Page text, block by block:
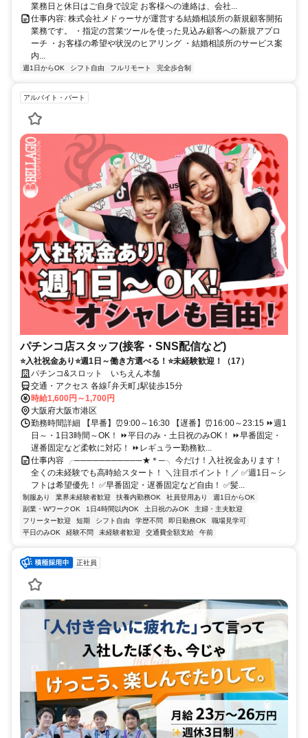
業務日と休日はご自身で設定 お客様への連絡は、会社...
仕事内容: 株式会社メドゥーサが運営する結婚相談所の新規顧客開拓
業務です。 ・指定の営業ツールを使った見込み顧客への新規アプロ
ーチ ・お客様の希望や状況のヒアリング ・結婚相談所のサービス案
内...
週1日からOK シフト自由 フルリモート 完全歩合制
アルバイト・パート
パチンコ店スタッフ(接客・SNS配信など)
⭐入社祝金あり⭐週1日～働き方選べる！⭐未経験歓迎！（17）
パチンコ&スロット いちえん本舗
交通・アクセス 各線｢弁天町｣駅徒歩15分
時給1,600円～1,700円
大阪府大阪市港区
勤務時間詳細 【早番】⏰9:00～16:30 【遅番】⏰16:00～23:15 ⏩週1
日～・1日3時間～OK！ ⏩平日のみ・土日祝のみOK！ ⏩早番固定・
遅番固定など柔軟に対応！ ⏩レギュラー勤務歓...
仕事内容 ╭───────────★＊─╮ 今だけ！入社祝金あります！
全くの未経験でも高時給スタート！ ＼注目ポイント！／ ✅週1日～シ
フトは希望優先！ ✅早番固定・遅番固定など自由！ ✅髪...
制服あり 業界未経験者歓迎 扶養内勤務OK 社員登用あり
週1日からOK
副業・WワークOK
1日4時間以内OK 土日祝のみOK
主婦・主夫歓迎
フリーター歓迎
短期 シフト自由 学歴不問 即日勤務OK
職場見学可
平日のみOK
経験不問 未経験者歓迎 交通費全額支給 午前
正社員